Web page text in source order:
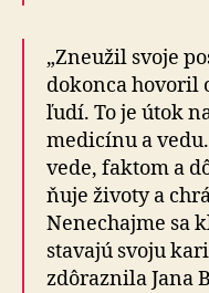
„Zneužil svoje
dokonca hovoril
ľudí. To je útok
medicínu a
vede, faktom a
ňu­je životy a
Nenechajme sa
stavajú svoju
zdôraznila Jana